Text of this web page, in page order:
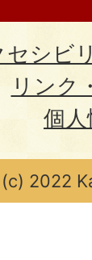
セシビ
リンク
個
2022